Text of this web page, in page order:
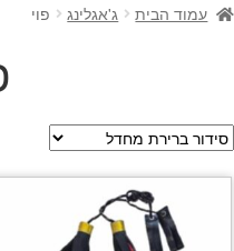
קלפי קסמים
ערכות קסמים
עמוד הבית ג'אגלינג פוי